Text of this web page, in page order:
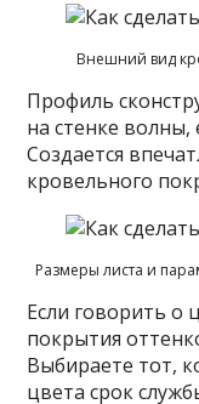
Внешний вид
Профиль
на стенке волны,
Создается
кровельного
Размеры листа и
Если говорить о
покрытия
Выбираете тот,
цвета срок